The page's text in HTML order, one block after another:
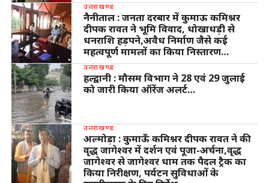
उत्तराखण्ड
नैनीताल : जनता दरबार में कुमाऊ कमिश्नर
दीपक रावत ने भूमि विवाद, धोखाधड़ी से
धनराशि हड़पने,अवैध निर्माण जैसे कई
महत्वपूर्ण मामलों का किया निस्तारण…
उत्तराखण्ड
हल्द्वानी : मौसम विभाग ने 28 एवं 29 जुलाई
को जारी किया ऑरेंज अलर्ट…
उत्तराखण्ड
अल्मोड़ा : कुमाऊँ कमिश्नर दीपक रावत ने की
वृद्ध जागेश्वर में दर्शन एवं पूजा-अर्चना,वृद्ध
जागेश्वर से जागेश्वर धाम तक पैदल ट्रैक का
किया निरीक्षण, पर्यटन सुविधाओं के